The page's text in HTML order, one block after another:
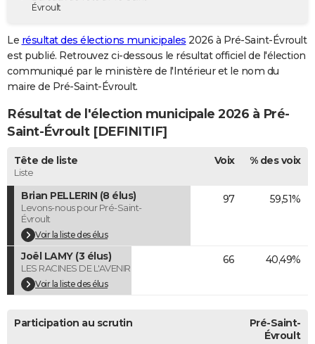
Destinations
City break
Voyage nature
Voyage de noces
Forum
GUIDES D'ACHAT
BONS PLANS
Carte de Noël
Carte Bonne année
Carte Saint-Valentin
Carte Pâques
Carte d'anniversaire
DICTIONNAIRE
Dictionnaire
Biographies
Citations
Expressions
Proverbes
PROGRAMME TV
COPAINS D'AVANT
S'inscrire
Se connecter
Lycées
Collèges
Primaires
Universités
Entreprises
Service militaire
Avis de recherche
AVIS DE DÉCÈS
FORUM
Bricolage
Lifestyle
Culture
Sport
Auto
Television
Voyage
Cinema
Évroult
Le résultat des élections municipales 2026 à Pré-Saint-Évroult
est publié. Retrouvez ci-dessous le résultat officiel de l'élection
communiqué par le ministère de l'Intérieur et le nom du
maire de Pré-Saint-Évroult.
Résultat de l'élection municipale 2026 à Pré-
Saint-Évroult [DEFINITIF]
Tête de liste
Liste
Voix % des voix
Brian PELLERIN (8 élus)
Levons-nous pour Pré-Saint-
Évroult
Voir la liste des élus
97 59,51%
Joël LAMY (3 élus)
LES RACINES DE L'AVENIR
Voir la liste des élus
66 40,49%
Participation au scrutin
Pré-Saint-
Évroult